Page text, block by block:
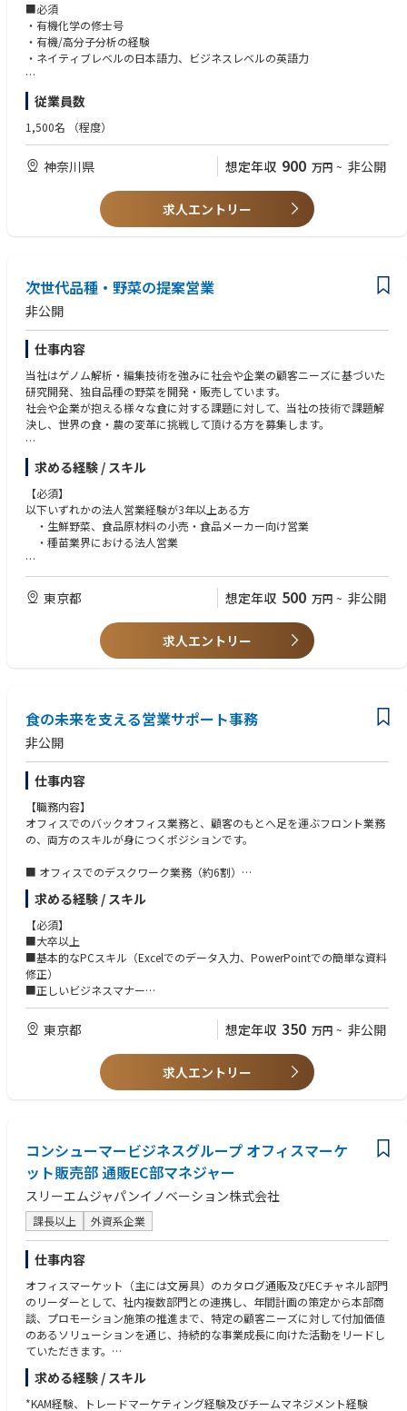
■職務内容
組織の利益にとって極めて重要なプログラムを主導し、新規および既存の
技術、製品、事業の革新的な応用や展開を推進、あるいは支援します。
も革新的で多様な人材と協働する機会を得られます。ここでは、以下の取
り組みを通じて大きな成果を上げていただきます：
製品イノベーション：分析の専門知識を活用し、様々な事業セグメントに
おける製品開発、課題解決、および商品化を支援します。
技術的卓越性：製品開発を支援するため、分析手法や技術の改善・開発を
部門横断的な連携：各事業部門のラボ、製造部、および世界中のカウンタ
ーパートと連携し、製品開発と商品化の成功を推進します。
■必須
・有機化学の修士号
・有機/高分子分析の経験
・ネイティブレベルの日本語力、ビジネスレベルの英語力
■歓迎
・博士号
・材料メーカーでの分析実務の経験
活用を支援できる能力）
・GC/MS、LC/MS、NMR、FT-IR、ラマン顕微鏡および関連分析機器の操
・試料調製、スペクトル分析、データ解釈の実務スキル
・製品およびビジネスのニーズに合わせた分析法の開発および最適化の経
・依頼者、社内のステークホルダー、およびグローバルな分析チームと効
果的に連携できる、優れた部門横断的なコミュニケーション能力および協
働能力。
・優れた問題解決能力、正確さへのこだわり、分析結果への責任、そして
確かなコミュニケーション能力。
・3M製品に特化した分析手法・技術の開発を主導できること。
・グローバル分析ラボとのコミュニケーションおよび協業を通じて、分析
に関する知識と技術を強化する能力と意欲。
・分析報告書の作成能力、および品質システム（GLP、ISOなど）に関す
る基礎知識。
・試験の信頼性を確保するため、機器のメンテナンスを実施する。
・当社のパフォーマンス文化に即した行動を実践できること。
従業員数
1,500名 （程度）
神奈川県 想定年収 900 万円 ~ 非公開
求人エントリー
次世代品種・野菜の提案営業
非公開
仕事内容
当社はゲノム解析・編集技術を強みに社会や企業の顧客ニーズに基づいた
研究開発、独自品種の野菜を開発・販売しています。
社会や企業が抱える様々な食に対する課題に対して、当社の技術で課題解
決し、世界の食・農の変革に挑戦して頂ける方を募集します。
■概要
大手外食・食品メーカー、小売に対して、当社が独自に品種開発した機能
性野菜(トマト、レタス等）の提案営業、及び共同研究開発の提案営業をお
任せします。
■詳細
・顧客の課題抽出に基づく提案営業（新規開拓・深耕営業）
発の機能性野菜の提案、共同研究開発の提案。
例えば、
・猛暑で夏場に安定品質のトマトを調達できない顧客には高耐暑性トマ
・美容や健康に良いサラダを開発する顧客には高ポリフェノールレタス
・社内外のステークホルダー調整等、その他営業に関わる業務。
求める経験 / スキル
【必須】
以下いずれかの法人営業経験が3年以上ある方
・生鮮野菜、食品原材料の小売・食品メーカー向け営業
・種苗業界における法人営業
【歓迎】
・大手外食、食品メーカー、小売に対する生鮮野菜や食品の営業
・種苗業界における法人営業
東京都 想定年収 500 万円 ~ 非公開
求人エントリー
食の未来を支える営業サポート事務
非公開
仕事内容
【職務内容】
オフィスでのバックオフィス業務と、顧客のもとへ足を運ぶフロント業務
の、両方のスキルが身につくポジションです。
■ オフィスでのデスクワーク業務（約6割）
・見積書、契約書、提案資料（PowerPoint等）の作成・修正
・顧客（外食・食品メーカー・農家など）の受注管理、出荷・納期管理
・社内関係部署や顧客・物流会社との調整業務
・電話・メールでの一次対応
■外出・訪問での業務（約4割）
・商談への同席・サポート
・商談中の議事録作成、資料やサンプルの提示
求める経験 / スキル
【必須】
■大卒以上
■基本的なPCスキル（Excelでのデータ入力、PowerPointでの簡単な資料
修正）
■正しいビジネスマナー
■社内外との円滑なコミュニケーション力
東京都 想定年収 350 万円 ~ 非公開
求人エントリー
コンシューマービジネスグループ オフィスマーケ
ット販売部 通販EC部マネジャー
スリーエムジャパンイノベーション株式会社
課長以上 外資系企業
仕事内容
オフィスマーケット（主には文房具）のカタログ通販及びECチャネル部門
のリーダーとして、社内複数部門との連携し、年間計画の策定から本部商
談、プロモーション施策の推進まで、特定の顧客ニーズに対して付加価値
のあるソリューションを通じ、持続的な事業成長に向けた活動をリードし
ていただきます。
主な役割:
*主要オフィス通販･ECアカウントを管理・育成し、上層部/中間管理職と
のジョイントビジネスプランニングを推進し、企業施策や戦略と整合させ
求める経験 / スキル
*KAM経験、トレードマーケティング経験及びチームマネジメント経験